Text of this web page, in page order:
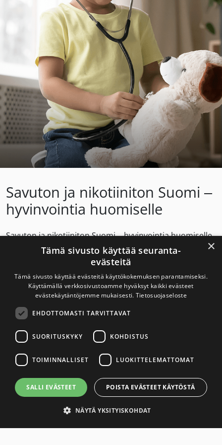
Savuton ja nikotiiniton Suomi –
hyvinvointia huomiselle
Savuton ja nikotiiniton Suomi – hyvinvointia huomiselle.
Savuton Suomi 2030
tavoitteena on tupakaton ja nikotiiniton Suomi.
Yhteystiedot
Tietosuojaseloste
Saavutettavuusseloste
×
Tämä sivusto käyttää seuranta-
evästeitä
Tämä sivusto käyttää evästeitä käyttökokemuksen parantamiseksi.
Käyttämällä verkkosivustoamme hyväksyt kaikki evästeet
evästekäytäntöjemme mukaisesti. Tietosuojaseloste
EHDOTTOMASTI TARVITTAVAT
SUORITUSKYKY KOHDISTUS
TOIMINNALLISET LUOKITTELEMATTOMAT
SALLI EVÄSTEET POISTA EVÄSTEET KÄYTÖSTÄ
NÄYTÄ YKSITYISKOHDAT